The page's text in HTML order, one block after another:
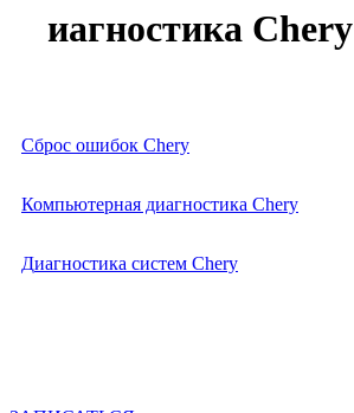
Диагностика Chery
Сброс ошибок Chery
Компьютерная диагностика Chery
Диагностика систем Chery